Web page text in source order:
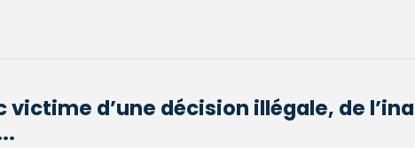
victime d’une décision illégale, de